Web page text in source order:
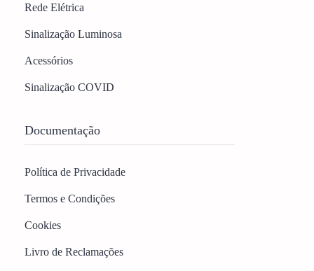
Rede Elétrica
Sinalização Luminosa
Acessórios
Sinalização COVID
Documentação
Política de Privacidade
Termos e Condições
Cookies
Livro de Reclamações